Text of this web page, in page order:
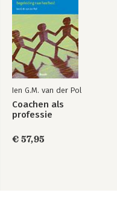
Ien G.M. van der Pol
Coachen als
professie
€ 57,95